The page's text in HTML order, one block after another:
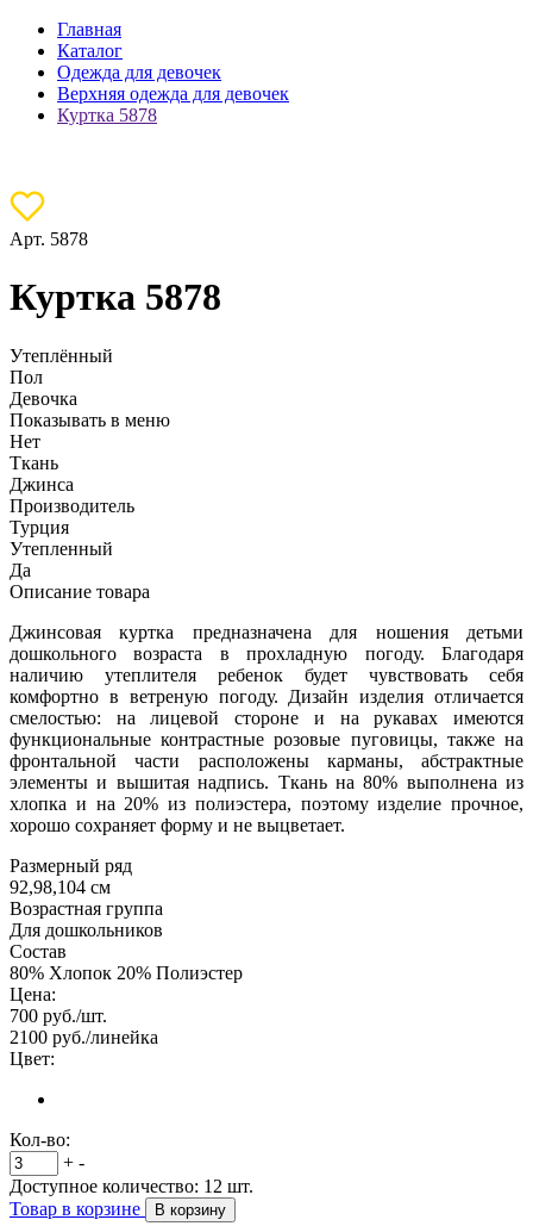
Главная
Каталог
Одежда для девочек
Верхняя одежда для девочек
Куртка 5878
Арт. 5878
Куртка 5878
Утеплённый
Пол
Девочка
Показывать в меню
Нет
Ткань
Джинса
Производитель
Турция
Утепленный
Да
Описание товара
Джинсовая куртка предназначена для ношения детьми
дошкольного возраста в прохладную погоду. Благодаря
наличию утеплителя ребенок будет чувствовать себя
комфортно в ветреную погоду. Дизайн изделия отличается
смелостью: на лицевой стороне и на рукавах имеются
функциональные контрастные розовые пуговицы, также на
фронтальной части расположены карманы, абстрактные
элементы и вышитая надпись. Ткань на 80% выполнена из
хлопка и на 20% из полиэстера, поэтому изделие прочное,
хорошо сохраняет форму и не выцветает.
Размерный ряд
92,98,104 см
Возрастная группа
Для дошкольников
Состав
80% Хлопок 20% Полиэстер
Цена:
700 руб./шт.
2100 руб./линейка
Цвет:
Кол-во:
+ -
Доступное количество: 12 шт.
Товар в корзине
В корзину